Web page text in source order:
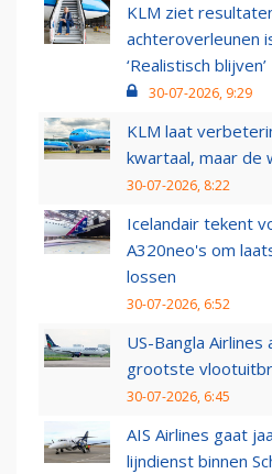
KLM ziet
achteroverleunen
‘Realistisch blijven’
30-07-2026, 9:29
KLM laat
kwartaal, maar de
30-07-2026, 8:22
Icelandair tekent
A320neo's om
lossen
30-07-2026, 6:52
US-Bangla
grootste
30-07-2026, 6:45
AIS Airlines gaat
lijndienst binnen